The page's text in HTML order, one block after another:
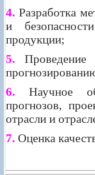
4. Разработка
и
продукции;
5. Проведение
6. Научное
прогнозов,
отрасли и
7. Оценка